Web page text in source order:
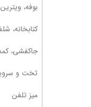
بوفه،
کتابخانه،
جاکفشی،
تخت و
میز تلفن